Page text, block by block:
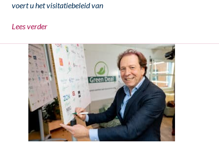
voert u het visitatiebeleid van
Lees verder